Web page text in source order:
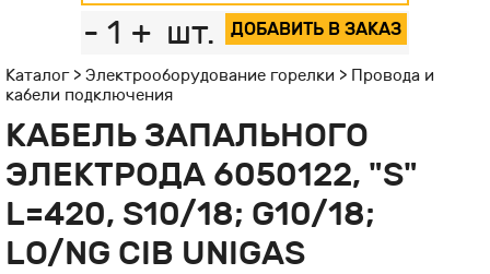
- 1 + шт. ДОБАВИТЬ В ЗАКАЗ
Каталог> Электрооборудование горелки > Провода и
кабели подключения
КАБЕЛЬ ЗАПАЛЬНОГО
ЭЛЕКТРОДА 6050122, "S"
L=420, S10/18; G10/18;
LO/NG CIB UNIGAS